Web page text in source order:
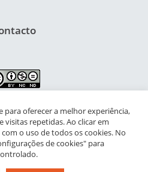
de Pesquisa para a Infância e
- Campus da Praia Vermelha
para oferecer a melhor experiência,
visitas repetidas. Ao clicar em
o uso de todos os cookies. No
de cookies" para